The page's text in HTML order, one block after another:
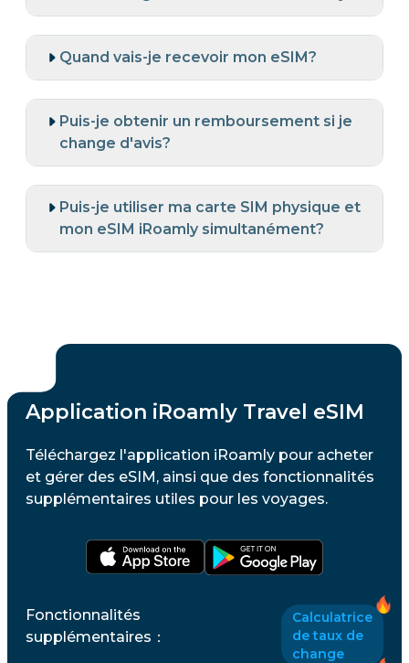
Quand vais-je recevoir mon eSIM?
Puis-je obtenir un remboursement si je
change d'avis?
Puis-je utiliser ma carte SIM physique et
mon eSIM iRoamly simultanément?
Application iRoamly Travel eSIM
Téléchargez l'application iRoamly pour acheter
et gérer des eSIM, ainsi que des fonctionnalités
supplémentaires utiles pour les voyages.
Fonctionnalités
supplémentaires ：
Calculatrice
de taux de
change